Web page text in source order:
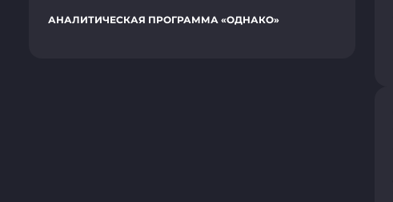
АНАЛИТИЧЕСКАЯ ПРОГРАММА «ОДНАКО»